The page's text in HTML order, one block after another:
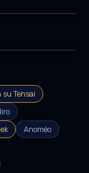
Tensai
Anoméo